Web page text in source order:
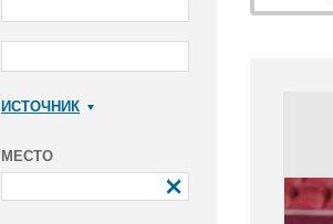
ИСТОЧНИК
МЕСТО